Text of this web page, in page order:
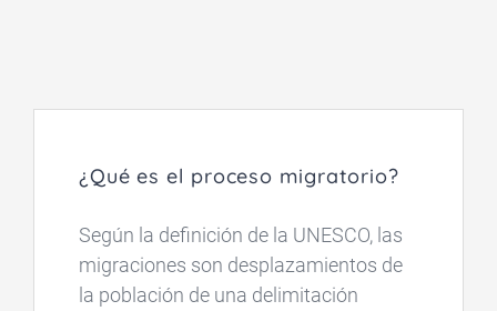
¿Qué es el proceso migratorio?
Según la definición de la UNESCO, las
migraciones son desplazamientos de
la población de una delimitación